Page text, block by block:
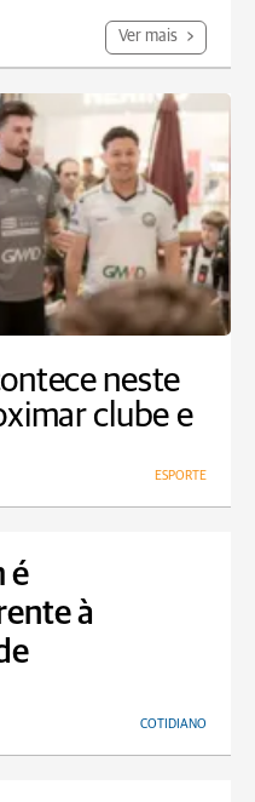
Ver mais
neste
clube e
ESPORTE
é
à
COTIDIANO